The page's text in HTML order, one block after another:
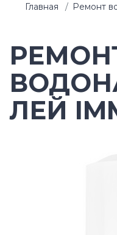
Главная Ремонт
ЛЕЙ